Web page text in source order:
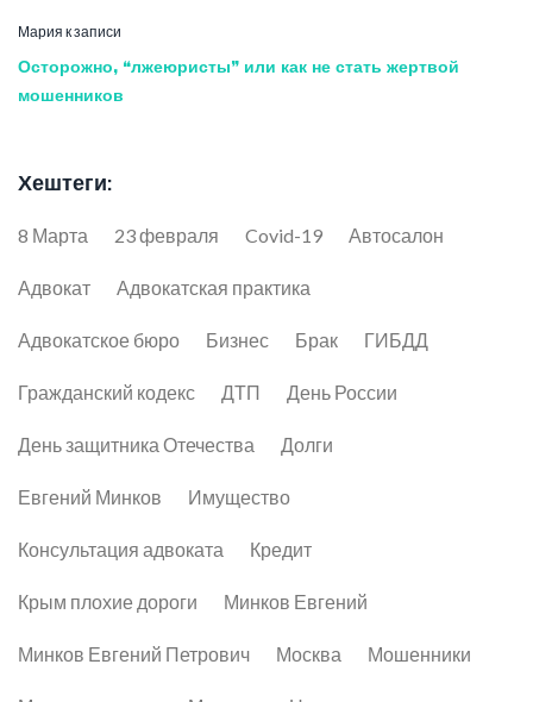
Мария к записи
Осторожно, “лжеюристы” или как не стать жертвой
мошенников
Хештеги:
8 Марта 23 февраля Covid-19 Автосалон
Адвокат Адвокатская практика
Адвокатское бюро Бизнес Брак ГИБДД
Гражданский кодекс ДТП День России
День защитника Отечества Долги
Евгений Минков Имущество
Консультация адвоката Кредит
Крым плохие дороги Минков Евгений
Минков Евгений Петрович Москва Мошенники